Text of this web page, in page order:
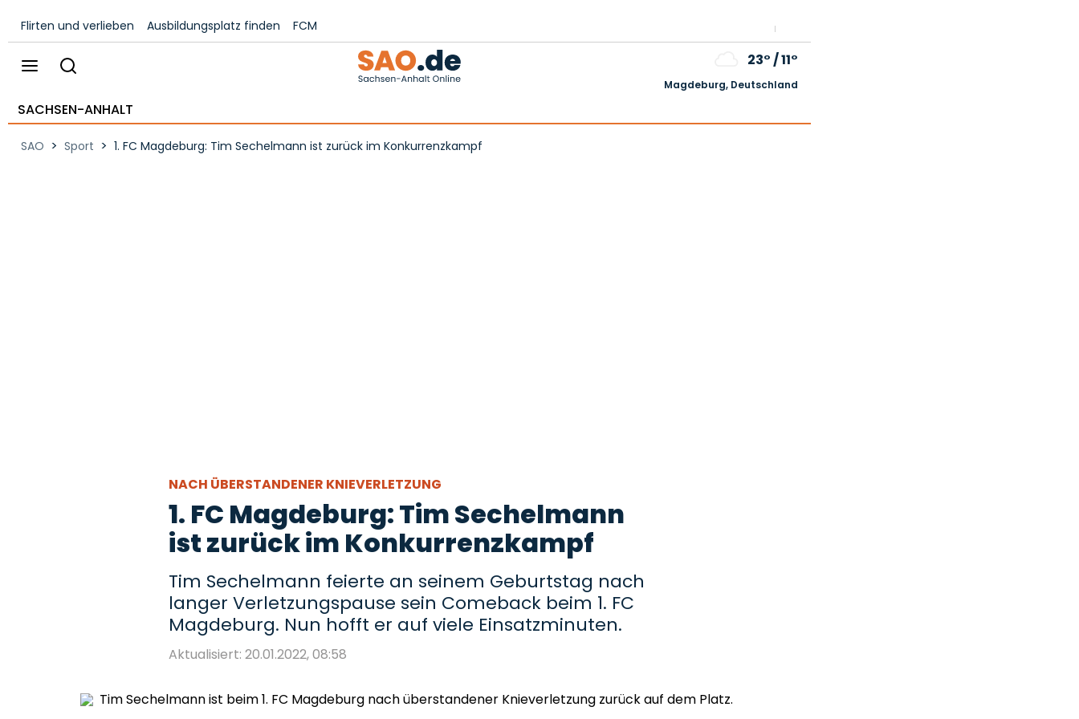
Flirten und verlieben Ausbildungsplatz finden FCM
23°/11°
Magdeburg, Deutschland
SACHSEN-ANHALT
SAO > Sport > 1. FC Magdeburg: Tim Sechelmann ist zurück im Konkurrenzkampf
NACH ÜBERSTANDENER KNIEVERLETZUNG
1. FC Magdeburg: Tim Sechelmann
ist zurück im Konkurrenzkampf
Tim Sechelmann feierte an seinem Geburtstag nach
langer Verletzungspause sein Comeback beim 1. FC
Magdeburg. Nun hofft er auf viele Einsatzminuten.
Aktualisiert: 20.01.2022, 08:58